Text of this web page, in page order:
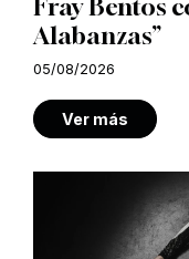
Fray Bentos
Alabanzas”
05/08/2026
Ver más